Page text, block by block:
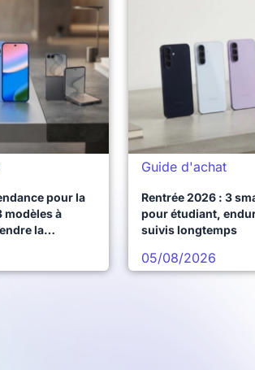
pour la
modèles à
la
Guide d'achat
Rentrée 2026 : 3
pour étudiant,
suivis longtemps
05/08/2026